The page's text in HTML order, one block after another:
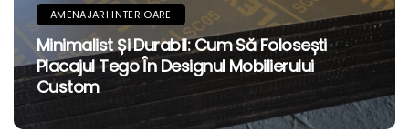
AMENAJARI INTERIOARE
Minimalist Și Durabil: Cum Să Folosești
Placajul Tego În Designul Mobilierului
Custom